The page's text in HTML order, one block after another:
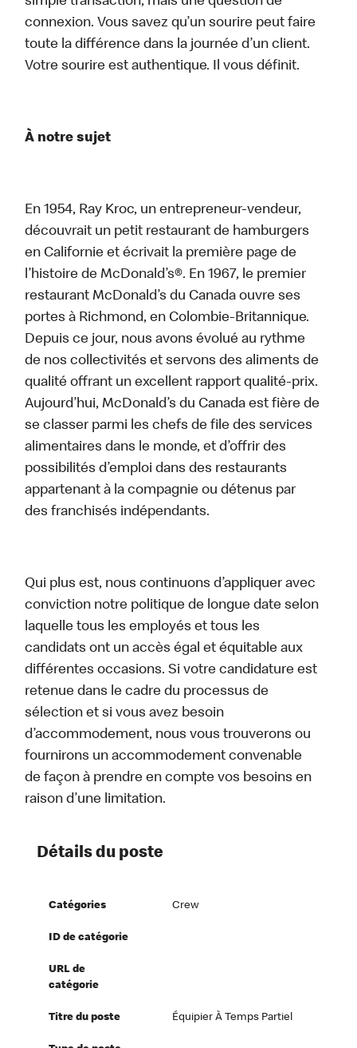
connexion. Vous savez qu’un sourire peut faire
toute la différence dans la journée d’un client.
Votre sourire est authentique. Il vous définit.
À notre sujet
En 1954, Ray Kroc, un entrepreneur-vendeur,
découvrait un petit restaurant de hamburgers
en Californie et écrivait la première page de
l’histoire de McDonald’s®. En 1967, le premier
restaurant McDonald’s du Canada ouvre ses
portes à Richmond, en Colombie-Britannique.
Depuis ce jour, nous avons évolué au rythme
de nos collectivités et servons des aliments de
qualité offrant un excellent rapport qualité-prix.
Aujourd’hui, McDonald’s du Canada est fière de
se classer parmi les chefs de file des services
alimentaires dans le monde, et d’offrir des
possibilités d’emploi dans des restaurants
appartenant à la compagnie ou détenus par
des franchisés indépendants.
Qui plus est, nous continuons d’appliquer avec
conviction notre politique de longue date selon
laquelle tous les employés et tous les
candidats ont un accès égal et équitable aux
différentes occasions. Si votre candidature est
retenue dans le cadre du processus de
sélection et si vous avez besoin
d’accommodement, nous vous trouverons ou
fournirons un accommodement convenable
de façon à prendre en compte vos besoins en
raison d’une limitation.
Détails du poste
Catégories Crew
ID de catégorie
URL de
catégorie
Titre du poste Équipier À Temps Partiel